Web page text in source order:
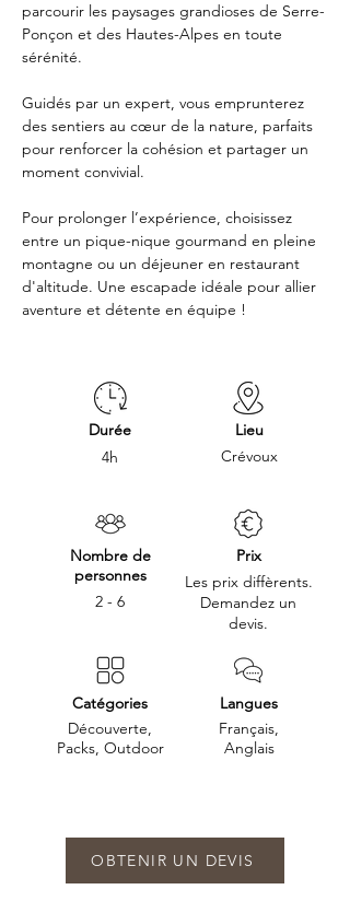
parcourir les paysages grandioses de Serre-
Ponçon et des Hautes-Alpes en toute
sérénité.
Guidés par un expert, vous emprunterez
des sentiers au cœur de la nature, parfaits
pour renforcer la cohésion et partager un
moment convivial.
Pour prolonger l’expérience, choisissez
entre un pique-nique gourmand en pleine
montagne ou un déjeuner en restaurant
d'altitude. Une escapade idéale pour allier
aventure et détente en équipe !
Durée
4h
Nombre de
personnes
2 - 6
Catégories
Découverte,
Packs, Outdoor
Lieu
Crévoux
Prix
Les prix diffèrents.
Demandez un
devis.
Langues
Français,
Anglais
OBTENIR UN DEVIS